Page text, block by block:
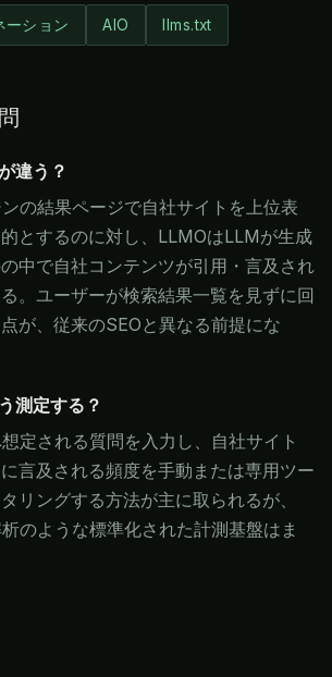
ーション AIO llms.txt
違う？
の結果ページで自社サイトを上位表
とするのに対し、LLMOはLLMが生成
中で自社コンテンツが引用・言及され
。ユーザーが検索結果一覧を見ずに回
が、従来のSEOと異なる前提にな
測定する？
定される質問を入力し、自社サイト
言及される頻度を手動または専用ツー
リングする方法が主に取られるが、
のような標準化された計測基盤はま